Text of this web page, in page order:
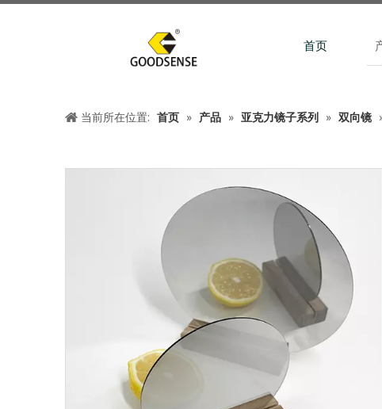
首页
当前所在位置: 首页 » 产品 » 亚克力镜子系列 » 双向镜